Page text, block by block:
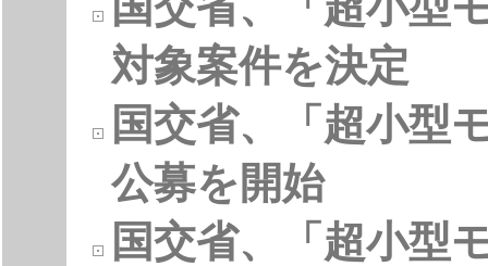
対象案件を決定
国交省、「超小型
公募を開始
国交省、「超小型